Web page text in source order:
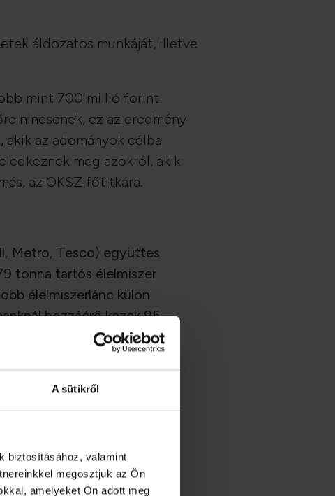
A sütikről
biztosításához, valamint
megosztjuk az Ön
amelyeket Ön adott meg
áldozatos munkáját, illetve
mint 700 millió forint
nincsenek, ez az eredmény
akik az adományok célba
meg azokról, akik
az OKSZ főtitkára.
Metro, Tesco) együttes
tonna tartós élelmiszer
élelmiszerlánc külön
hozzáérő kezek 95
több mint 75 tonna tartós
pontos adatok még
tud összeállítani.